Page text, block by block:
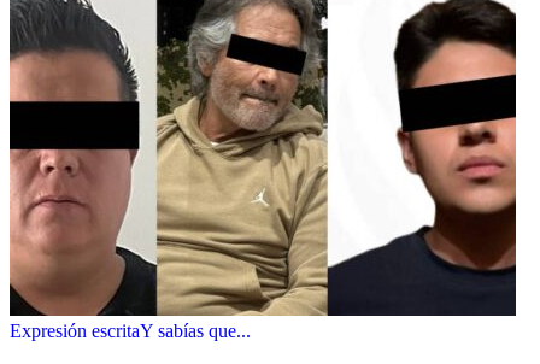
Expresión escritaY sabías que...